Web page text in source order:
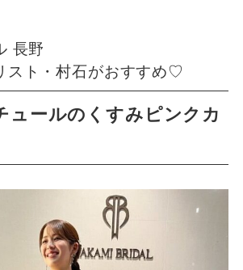
長野
スト・村石がおすすめ♡
ールのくすみピンクカ